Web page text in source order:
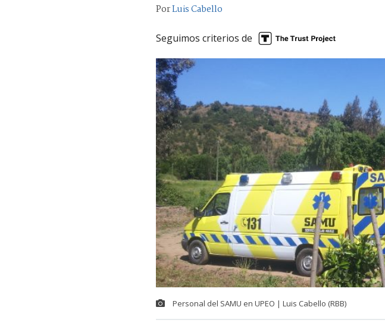
PorLuis Cabello
Seguimos criterios de
Personal del SAMU en UPEO | Luis Cabello (RBB)